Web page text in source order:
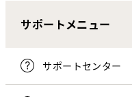
サポートメニュー
サポートセンター